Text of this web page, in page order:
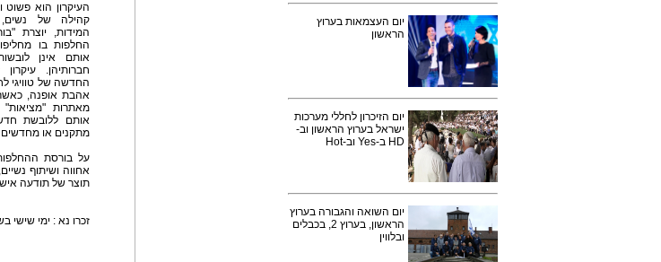
יום העצמאות בערוץ
הראשון
יום הזיכרון לחללי מערכות
ישראל בערוץ הראשון וב-
HD ב-Yes וב-Hot
יום השואה והגבורה בערוץ
הראשון, בערוץ 2, בכבלים
ובלווין
העיקרון הוא פשוט
קהילה של
המידות, יוצרת
החלפות בו
אותם אינן
חברותיהן.
החדשה של טוויגי
אהבת אופנה, כאשר
מאתרות "מציאות"
אותם ללובשת
מתקנים או
על בורסת
אחווה ושיתוף
תוצר של תודעה
זכרו נא : ימי שישי בשעה 16:00 (עם ש.ח. בימי שלישי בשעה 22:05),